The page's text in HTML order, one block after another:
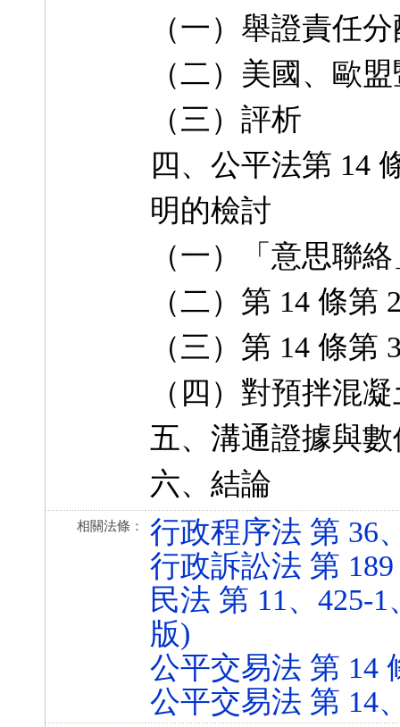
（一）舉證責任
（二）美國、歐
（三）評析
四、公平法第 14
明的檢討
（一）「意思聯
（二）第 14 條
（三）第 14 條
（四）對預拌混
五、溝通證據與
六、結論
相關法條：
行政程序法 第 36
行政訴訟法 第
民法 第 11、425-1
版)
公平交易法 第 14
公平交易法 第 14